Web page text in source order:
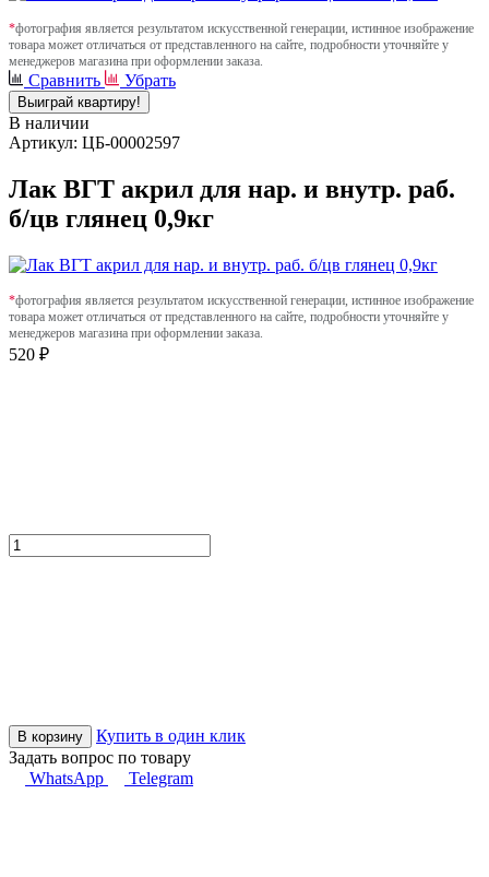
*фотография является результатом искусственной генерации, истинное изображение
товара может отличаться от представленного на сайте, подробности уточняйте у
менеджеров магазина при оформлении заказа.
Сравнить Убрать
Выиграй квартиру!
В наличии
Артикул: ЦБ-00002597
Лак ВГТ акрил для нар. и внутр. раб.
б/цв глянец 0,9кг
*фотография является результатом искусственной генерации, истинное изображение
товара может отличаться от представленного на сайте, подробности уточняйте у
менеджеров магазина при оформлении заказа.
520 ₽
В корзину
Купить в один клик
Задать вопрос по товару
WhatsApp
Telegram